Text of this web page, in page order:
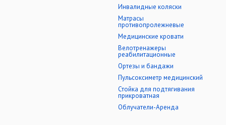
Инвалидные коляски
Матрасы
противопролежневые
Медицинские кровати
Велотренажеры
реабилитационные
Ортезы и бандажи
Пульсоксиметр медицинский
Стойка для подтягивания
прикроватная
Облучатели-Аренда